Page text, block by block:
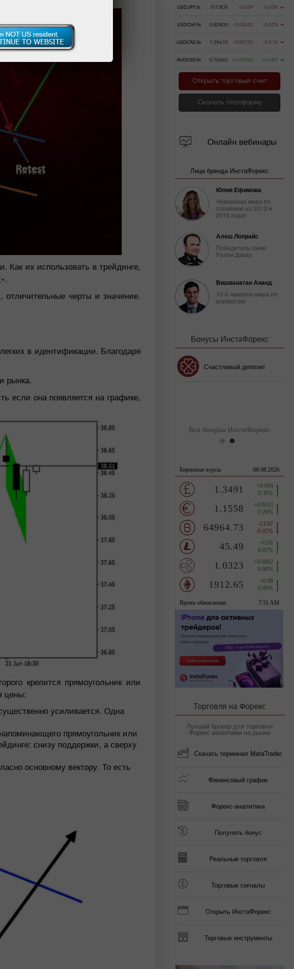
Как их использовать в трейдинге,
».
черты и значение.
в идентификации. Благодаря
рынка.
если она появляется на графике,
крепится прямоугольник или
цены:
усиливается. Одна
прямоугольник или
снизу поддержки, а сверху
основному вектору. То есть
USDJPY.fx 157.805 -0.629 -0.40%
USDCHF.fx 0.80800 -0.00420 -0.52%
USDCAD.fx 1.39410 -0.00720 -0.51%
AUDUSD.fx 0.70660 +0.00340 +0.48%
Открыть торговый счет
Скачать платформу
Онлайн вебинары
Лица бренда ИнстаФорекс
Юлия Ефимова
Чемпионка мира по
плаванию на 2012 и
2016 годах
Алеш Лопрайс
Победитель гонки
Ралли Дакар.
Вишванатан Ананд
15-й чемпион мира по
шахматам
Бонусы ИнстаФорекс
Клубный бонус
Счастливый депозит
Все бонусы ИнстаФорекс
Торговля на Форекс
Лучший брокер для торговли
Форекс-валютами на рынке
Скачать терминал MetaTrader
Финансовый график
Форекс-аналитика
Получить бонус
Реальные торговля
Торговые сигналы
Открыть ИнстаФорекс
Торговые инструменты